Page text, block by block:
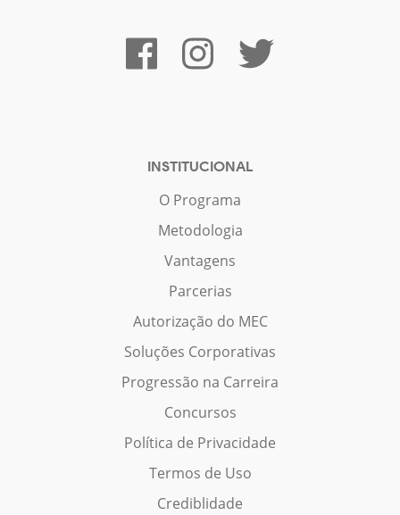
INSTITUCIONAL
O Programa
Metodologia
Vantagens
Parcerias
Autorização do MEC
Soluções Corporativas
Progressão na Carreira
Concursos
Política de Privacidade
Termos de Uso
Crediblidade